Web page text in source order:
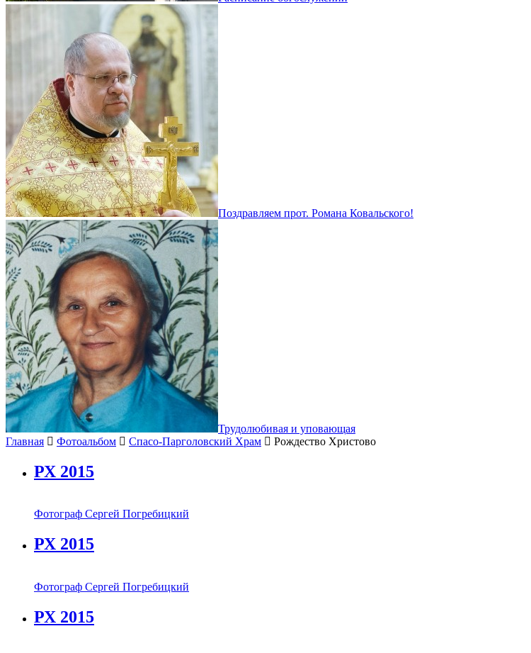
Поздравляем прот. Романа Ковальского!
Трудолюбивая и уповающая
Главная
Фотоальбом Спасо-Парголовский Храм Рождество Христово
РХ 2015
Фотограф Сергей Погребицкий
РХ 2015
Фотограф Сергей Погребицкий
РХ 2015